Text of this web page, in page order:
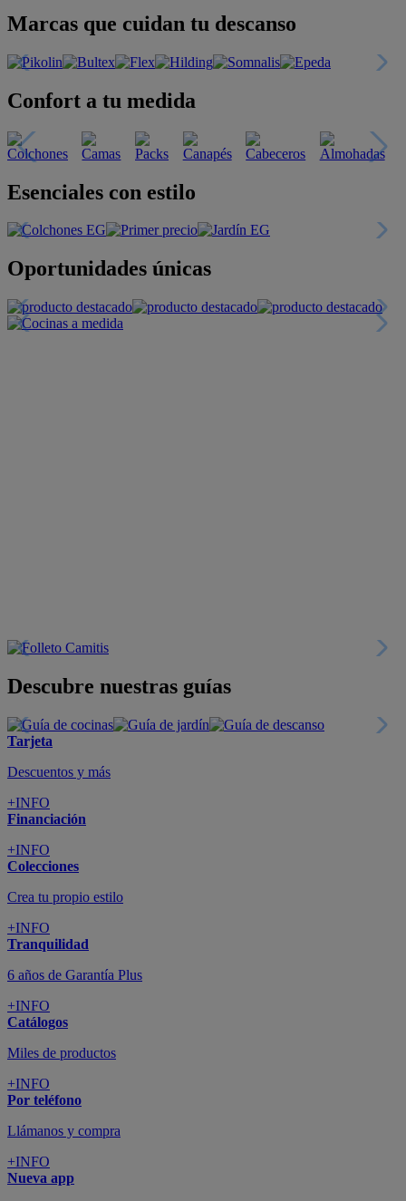
Marcas que cuidan tu descanso
Confort a tu medida
Esenciales con estilo
Oportunidades únicas
Descubre nuestras guías
Tarjeta
Descuentos y más
+INFO
Financiación
+INFO
Colecciones
Crea tu propio estilo
+INFO
Tranquilidad
6 años de Garantía Plus
+INFO
Catálogos
Miles de productos
+INFO
Por teléfono
Llámanos y compra
+INFO
Nueva app